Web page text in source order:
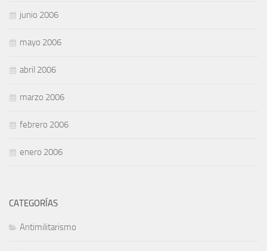
junio 2006
mayo 2006
abril 2006
marzo 2006
febrero 2006
enero 2006
CATEGORÍAS
Antimilitarismo